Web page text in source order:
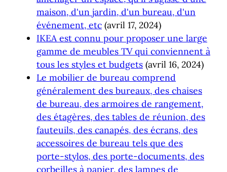
maison, d'un jardin, d'un bureau, d'un
événement, etc (avril 17, 2024)
IKEA est connu pour proposer une large
gamme de meubles TV qui conviennent à
tous les styles et budgets (avril 16, 2024)
Le mobilier de bureau comprend
généralement des bureaux, des chaises
de bureau, des armoires de rangement,
des étagères, des tables de réunion, des
fauteuils, des canapés, des écrans, des
accessoires de bureau tels que des
porte-stylos, des porte-documents, des
corbeilles à papier, des lampes de